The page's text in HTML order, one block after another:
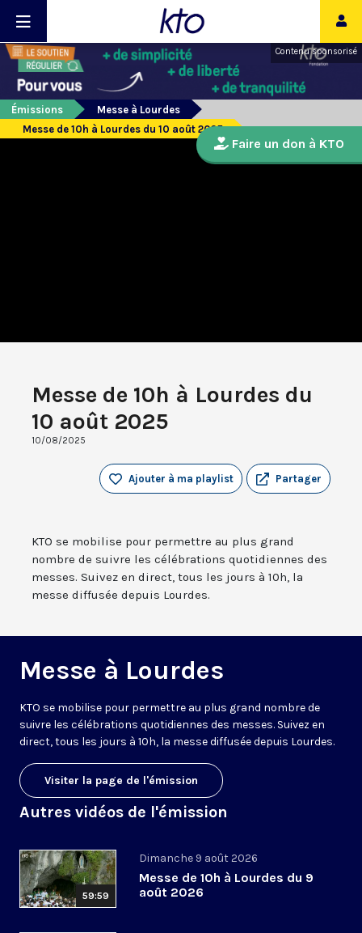
Contenu sponsorisé
Émissions
Messe à Lourdes
Messe de 10h à Lourdes du 10 août 2025
Messe de 10h à Lourdes du
10 août 2025
10/08/2025
Partager
Ajouter à ma playlist
KTO se mobilise pour permettre au plus grand
nombre de suivre les célébrations quotidiennes des
messes. Suivez en direct, tous les jours à 10h, la
messe diffusée depuis Lourdes.
Messe à Lourdes
KTO se mobilise pour permettre au plus grand nombre de
suivre les célébrations quotidiennes des messes. Suivez en
direct, tous les jours à 10h, la messe diffusée depuis Lourdes.
Visiter la page de l'émission
Autres vidéos de l'émission
59:59
Dimanche 9 août 2026
Messe de 10h à Lourdes du 9
août 2026
Faire un don à KTO